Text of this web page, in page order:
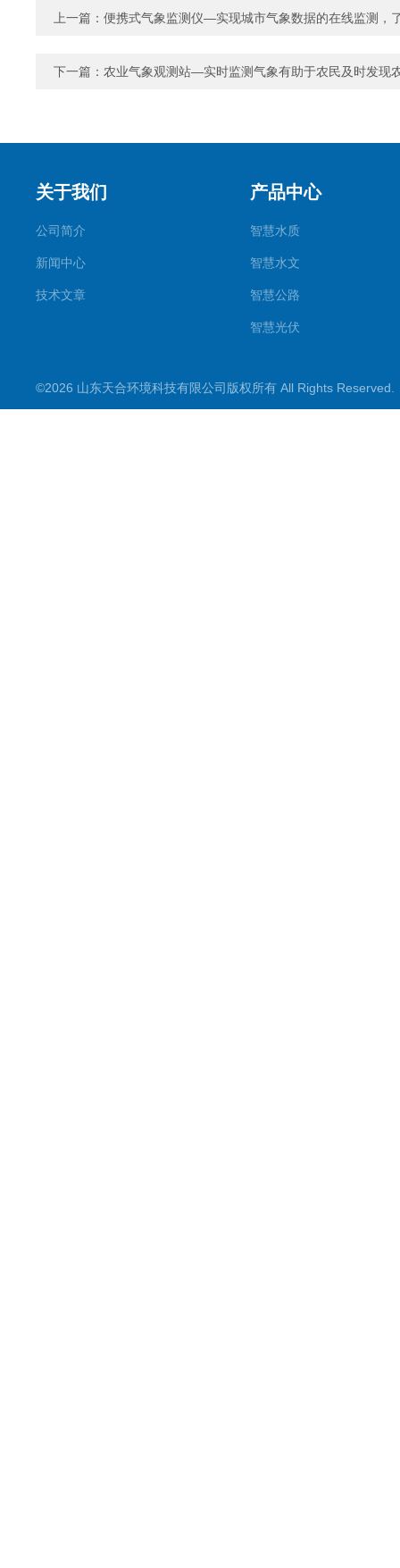
上一篇： 便携式气象监测仪—实现城市气象数据的在线监测，
下一篇： 农业气象观测站—实时监测气象有助于农民及时发现
关于我们
公司简介
新闻中心
技术文章
产品中心
智慧水质
智慧水文
智慧公路
智慧光伏
智慧农业
©2026 山东天合环境科技有限公司版权所有 All Rights